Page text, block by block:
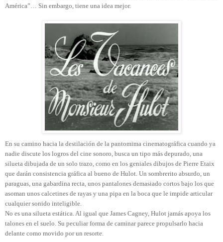
América”… Sin embargo, tiene una idea mejor.
En su camino hacia la destilación de la pantomima cinematográfica cuando ya
nadie discute los logros del cine sonoro, busca un tipo más depurado, una
silueta dibujada de un solo trazo, como en los geniales dibujos de Pierre Etaix
que darán consistencia gráfica al bueno de Hulot. Un sombrerito absurdo, un
paraguas, una gabardina recta, unos pantalones demasiado cortos bajo los que
asoman unos calcetines de rayas y una pipa en la boca que le impide articular
cualquier sonido inteligible.
No es una silueta estática. Al igual que James Cagney, Hulot jamás apoya los
talones en el suelo. Su peculiar forma de caminar parece propulsarlo hacia
delante como movido por un resorte.